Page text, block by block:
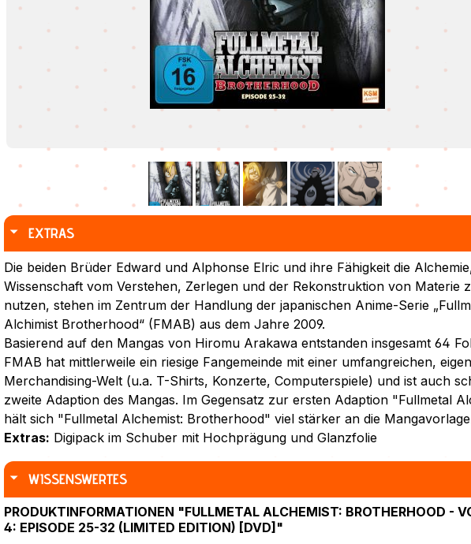
EXTRAS
Die beiden Brüder Edward und Alphonse Elric und ihre Fähigkeit die
Wissenschaft vom Verstehen, Zerlegen und der Rekonstruktion von Materie
nutzen, stehen im Zentrum der Handlung der japanischen Anime-Serie
Alchimist Brotherhood“ (FMAB) aus dem Jahre 2009.
Basierend auf den Mangas von Hiromu Arakawa entstanden insgesamt 64
FMAB hat mittlerweile ein riesige Fangemeinde mit einer umfangreichen,
Merchandising-Welt (u.a. T-Shirts, Konzerte, Computerspiele) und ist auch
zweite Adaption des Mangas. Im Gegensatz zur ersten Adaption "Fullmetal
hält sich "Fullmetal Alchemist: Brotherhood" viel stärker an die
Extras: Digipack im Schuber mit Hochprägung und Glanzfolie
WISSENSWERTES
PRODUKTINFORMATIONEN "FULLMETAL ALCHEMIST: BROTHERHOOD -
4: EPISODE 25-32 (LIMITED EDITION) [DVD]"